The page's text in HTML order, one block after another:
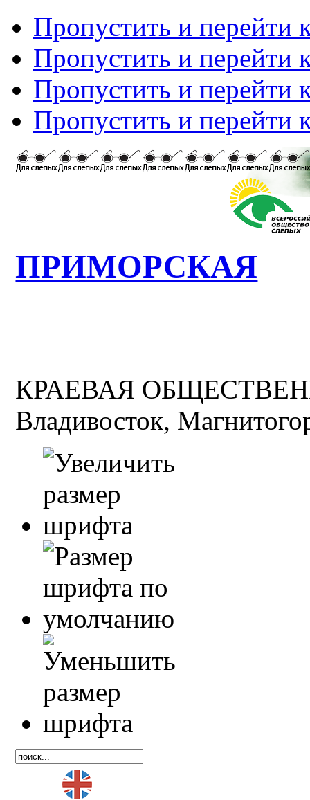
Пропустить и перейти
Пропустить и перейти
Пропустить и перейти
Пропустить и перейти
ПРИМОРСКАЯ
КРАЕВАЯ
Владивосток,